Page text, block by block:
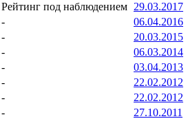
Рейтинг под наблюдением 29.03.2017
-
06.04.2016
-
20.03.2015
-
06.03.2014
-
03.04.2013
-
22.02.2012
-
22.02.2012
-
27.10.2011